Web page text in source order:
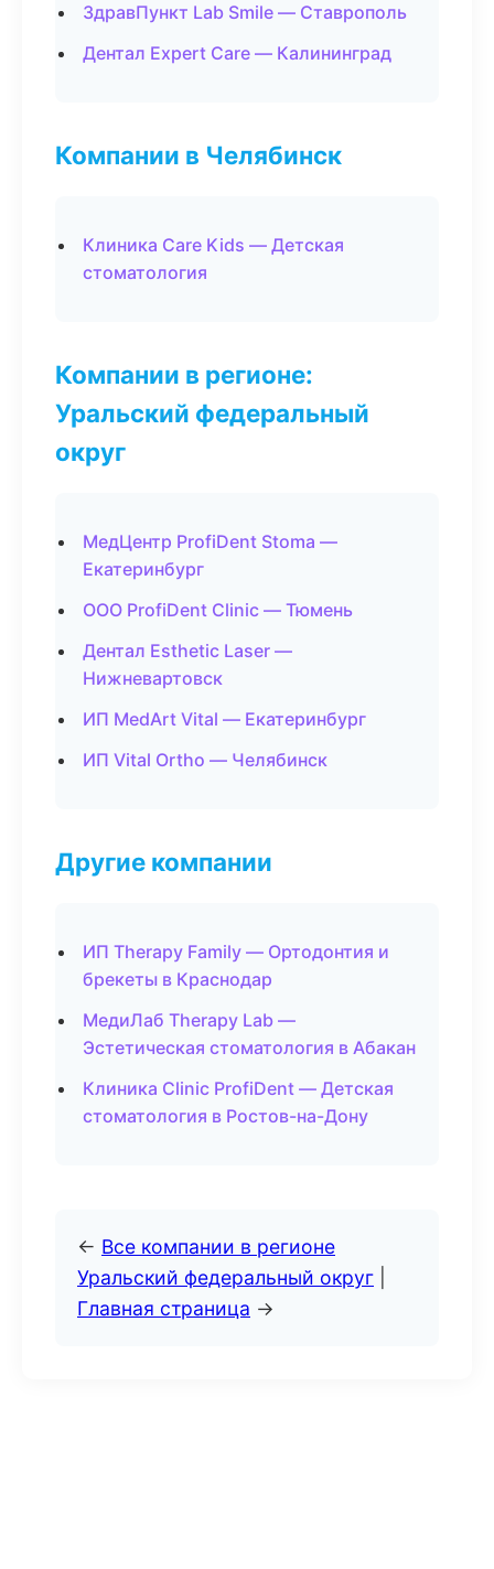
ЗдравПункт Lab Smile — Ставрополь
Дентал Expert Care — Калининград
Компании в Челябинск
Клиника Care Kids — Детская
стоматология
Компании в регионе:
Уральский федеральный
округ
МедЦентр ProfiDent Stoma —
Екатеринбург
ООО ProfiDent Clinic — Тюмень
Дентал Esthetic Laser —
Нижневартовск
ИП MedArt Vital — Екатеринбург
ИП Vital Ortho — Челябинск
Другие компании
ИП Therapy Family — Ортодонтия и
брекеты в Краснодар
МедиЛаб Therapy Lab —
Эстетическая стоматология в Абакан
Клиника Clinic ProfiDent — Детская
стоматология в Ростов-на-Дону
← Все компании в регионе
Уральский федеральный округ
Главная страница →